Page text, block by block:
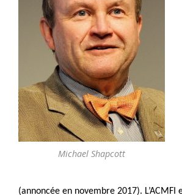
Michael Shapcott
(annoncée en novembre 2017). L’ACMFI